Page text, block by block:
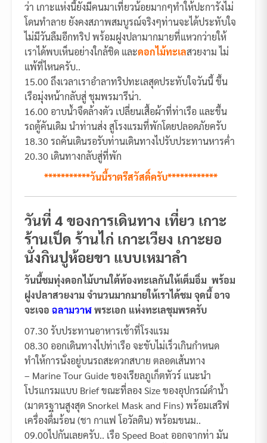
ว่า เกาะแห่งนี้ยังมีคนมาเที่ยวน้อยมากๆทำให้ปะการังไม่
โดนทำลาย ยังคงสภาพสมบูรณ์จริงๆท่านจะได้ประทับใจ
ไม่มีวันลืมอีกทริป พร้อมฝูงปลามากมายที่แหวกว่ายให้
เราได้พบเห็นอย่างใกล้ชิด และดอกไม้ทะเลสวยงาม ไม่
แพ้ที่ไหนครับ..
15.00 ถึงเวลาเราอำลาทริปทะเลสุดประทับใจวันนี้ ขึ้น
เรือมุ่งหน้ากลับสู่ ชุมพรมารีน่า.
16.00 อาบน้ำจืดล้างตัว เปลี่ยนเสื้อผ้าที่ท่าเรือ และขึ้น
รถตู้คันเดิม นำท่านส่ง สูโรงแรมที่พักโดยปลอดภัยครับ
18.30 รถคันเดินรอรับท่านเดินทางไปรับประทานหารค่ำ
20.30 เดินทางกลับสู่ที่พัก
***********วันนี้ราตรีสวัสดิ์ครับ************
วันที่ 4 ของการเดินทาง เที่ยว เกาะ
ร้านเป็ด ร้านไก่ เกาะเวียง เกาะยอ
นั่งกินปูห้อยขา แบบเหมาลำ
วันนี้ชมทุ่งดอกไม้บานใต้ท้องทะเลกันให้เต็มอิ่ม พร้อม
ฝูงปลาสวยงาม จำนวนมากมายให้เราได้ชม จุดนี้ อาจ
จะเจอ ฉลามวาฬพระเอก แห่งทะเลชุมพรครับ
07.30 รับประทานอาหารเช้าที่โรงแรม
08.30 ออกเดินทางไปท่าเรือ จะขับไม่เร็วเกินกำหนด
ทำให้การนั่งอยู่บนรถสะดวกสบาย ตลอดเส้นทาง
– Marine Tour Guide ของเรียลภูเก็ตทัวร์ แนะนำ
โปรแกรมแบบ Brief ขณะที่ลอง Size ของอุปกรณ์ดำน้ำ
(มาตรฐานสูงสุด Snorkel Mask and Fins) พร้อมเสริฟ
เครื่องดื่มร้อน (ชา กาแฟ โอวัลติน) พร้อมขนม..
09.00ไปกันเลยครับ.. เรือ Speed Boat ออกจากท่า มัน